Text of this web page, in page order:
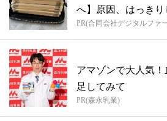
へ】原因、はっきり
PR(合同会社デジタルファ
アマゾンで大人気
足してみて
PR(森永乳業)